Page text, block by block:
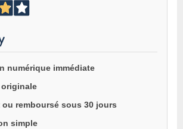
numérique immédiate
remboursé sous 30 jours
simple